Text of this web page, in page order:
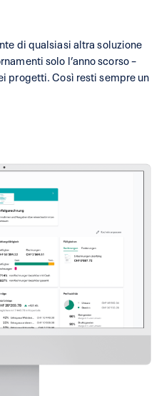
di qualsiasi altra soluzione
solo l’anno scorso –
progetti. Così resti sempre un